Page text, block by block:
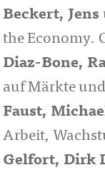
Beckert, Jens
the Economy.
Diaz-Bone,
auf Märkte
Faust,
Arbeit,
Gelfort, Dirk